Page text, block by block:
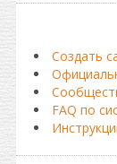
Создать
FAQ по